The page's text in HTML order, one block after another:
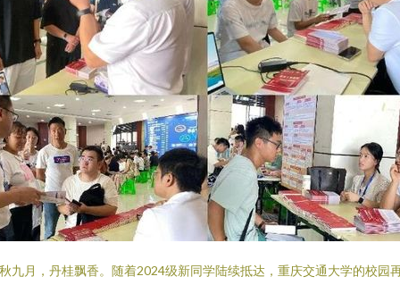
九月，丹桂飘香。随着2024级新同学陆续抵达，重庆交通大学的校园